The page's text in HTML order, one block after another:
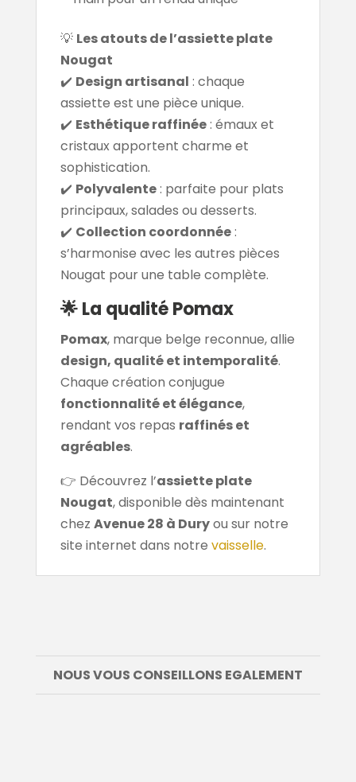
💡 Les atouts de l’assiette plate
Nougat
✔️ Design artisanal : chaque
assiette est une pièce unique.
✔️ Esthétique raffinée: émaux et
cristaux apportent charme et
sophistication.
✔️ Polyvalente: parfaite pour plats
principaux, salades ou desserts.
✔️ Collection coordonnée:
s’harmonise avec les autres pièces
Nougat pour une table complète.
🌟 La qualité Pomax
Pomax, marque belge reconnue, allie
design, qualité et intemporalité.
Chaque création conjugue
fonctionnalité et élégance,
rendant vos repas raffinés et
agréables.
👉 Découvrez l’assiette plate
Nougat, disponible dès maintenant
chez Avenue 28 à Duryou sur notre
site internet dans notre vaisselle.
NOUS VOUS CONSEILLONS EGALEMENT